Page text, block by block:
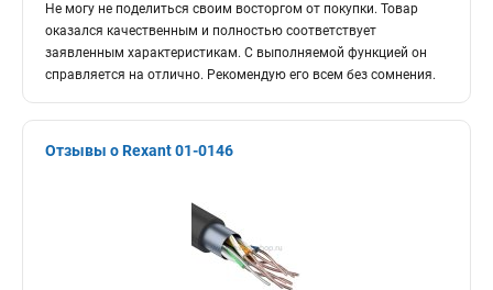
Не могу не поделиться своим восторгом от покупки. Товар
оказался качественным и полностью соответствует
заявленным характеристикам. С выполняемой функцией он
справляется на отлично. Рекомендую его всем без сомнения.
Отзывы о Rexant 01-0146